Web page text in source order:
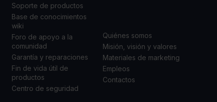
Soporte de productos
Base de conocimientos
wiki
Foro de apoyo a la
comunidad
Garantía y reparaciones
Fin de vida útil de
productos
Centro de seguridad
Quiénes somos
Misión, visión y valores
Materiales de marketing
Empleos
Contactos